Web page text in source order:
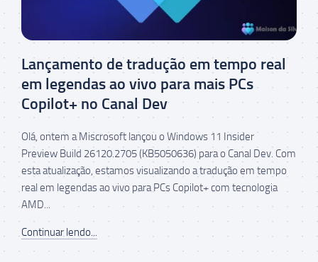
Lançamento de tradução em tempo real
em legendas ao vivo para mais PCs
Copilot+ no Canal Dev
Olá, ontem a Miscrosoft lançou o Windows 11 Insider
Preview Build 26120.2705 (KB5050636) para o Canal Dev. Com
esta atualização, estamos visualizando a tradução em tempo
real em legendas ao vivo para PCs Copilot+ com tecnologia
AMD...
Continuar lendo...